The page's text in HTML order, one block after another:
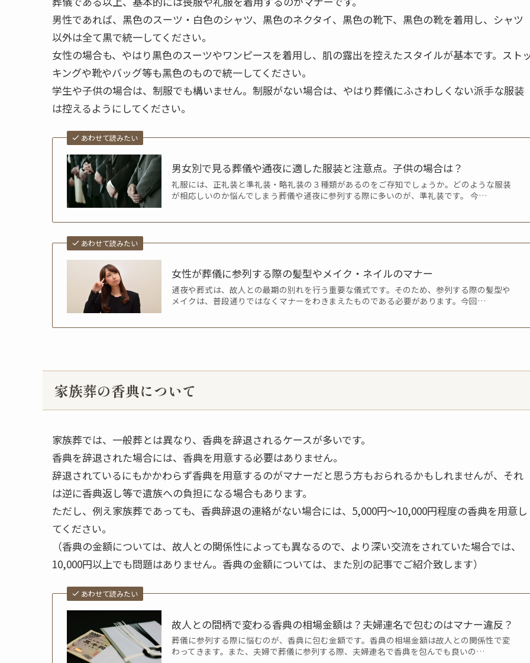
男性であれば、黑色のスーツ・白色のシャツ、黒色のネクタイ、黒色の靴下、黒色の靴を着用し、シャツ
以外は全て黒で統一してください。
女性の場合も、やはり黒色のスーツやワンピースを着用し、肌の露出を控えたスタイルが基本です。スト
キングや靴やバッグ等も黑色のもので統一してください。
学生や子供の場合は、制服でも構いません。制服がない場合は、やはり葬儀にふさわしくない派手な服装
は控えるようにしてください。
あわせて読みたい
男女別で見る葬儀や通夜に適した服装と注意点。子供の場合は？
礼服には、正礼装と準礼装・略礼装の３種類があるのをご存知でしょうか。どのような服装
が相応しいのか悩んでしまう葬儀や通夜に参列する際に多いのが、準礼装です。 今…
あわせて読みたい
女性が葬儀に参列する際の髪型やメイク・ネイルのマナー
通夜や葬式は、故人との最期の別れを行う重要な儀式です。そのため、参列する際の髪型や
メイクは、普段通りではなくマナーをわきまえたものである必要があります。今回…
家族葬の香典について
家族葬では、一般葬とは異なり、香典を辞退されるケースが多いです。
香典を辞退された場合には、香典を用意する必要はありません。
辞退されているにもかかわらず香典を用意するのがマナーだと思う方もおられるかもしれませんが、それ
は逆に香典返し等で遺族への負担になる場合もあります。
ただし、例え家族葬であっても、香典辞退の連絡がない場合には、5,000円～10,000円程度の香典を用意し
てください。
（香典の金額については、故人との関係性によっても異なるので、より深い交流をされていた場合では、
10,000円以上でも問題はありません。香典の金額については、また別の記事でご紹介致します）
あわせて読みたい
故人との間柄で変わる香典の相場金額は？夫婦連名で包むのはマナー違反？
葬儀に参列する際に悩むのが、香典に包む金額です。香典の相場金額は故人との関係性で変
わってきます。また、夫婦で葬儀に参列する際、夫婦連名で香典を包んでも良いの…